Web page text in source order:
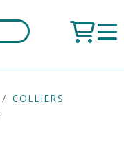
COLLIERS